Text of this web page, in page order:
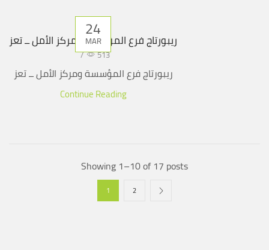
24
MAR
ريبورتاج فرع المؤسسة ومركز الأمل ــ تعز
/ 513
ريبورتاج فرع المؤسسة ومركز الأمل ــ تعز
Continue Reading
Showing 1–10 of 17 posts
1 2